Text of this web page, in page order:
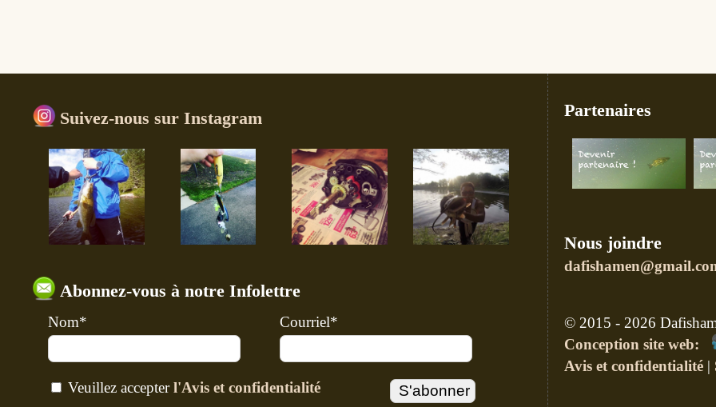
Suivez-nous sur Instagram
Abonnez-vous à notre Infolettre
Nom* Courriel*
Veuillez accepterl'Avis et confidentialité
Partenaires
Nous joindre
© 2015 - 2026
Conception site web:
Avis et confidentialité|